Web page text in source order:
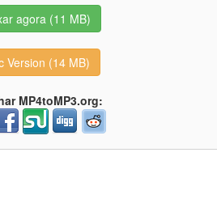
agora (11 MB)
Version (14 MB)
MP4toMP3.org: